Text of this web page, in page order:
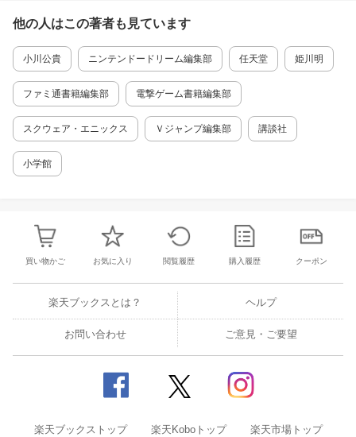
景 任天堂のゲームフランチャイズ †ゼル
ダの伝説 『ゼルダの伝説』の音楽に対する近
藤浩治のアプローチ ニンテンドウ64の音楽
『時のオカリナ』の音楽 第2章 オカリナと
†なぜ、オカリナなのか？ †リンクの
オカリナ演奏 †4つの音の先にあるもの
†オカリナ曲の習得 楽曲 †プロット進
行系とアシスト系メロディ ・ゼルダの子
る小さな歴史 †ワープソング ・光の
プレリュードーー仄かな進行感 ・森のメ
ヌエットーー歳月と命の躍動の融和 ・炎
ーンーー神秘性と曖昧性 ・魂のレクイエ
ムーー宗教と霊魂 カカシの歌などの演奏
†カエルの合唱団 †スタルキッド
たち 『時のオカリナ』での音楽演奏
ション系キュー ハイラル平原ーー耳慣れた曲
†耳慣れた曲 †導入部 †昼系タグ
他の人はこの著者も見ています
小川公貴 ニンテンドードリーム編集部 任天堂 姫川明
ファミ通書籍編集部 電撃ゲーム書籍編集部
スクウェア・エニックス Ｖジャンプ編集部 講談社
小学館
買い物かご お気に入り 閲覧履歴 購入履歴 クーポン
楽天ブックスとは？ ヘルプ
お問い合わせ ご意見・ご要望
楽天ブックストップ 楽天Koboトップ 楽天市場トップ